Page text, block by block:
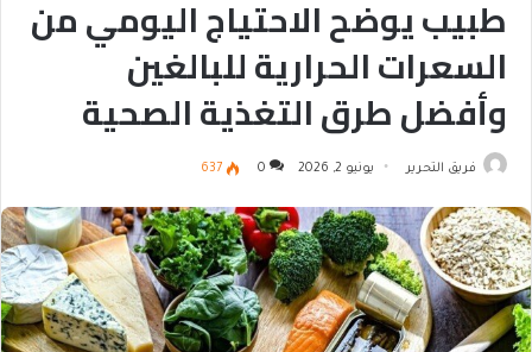
طبيب يوضح الاحتياج اليومي من
السعرات الحرارية للبالغين
وأفضل طرق التغذية الصحية
فريق التحرير يونيو 2, 2026 0
637